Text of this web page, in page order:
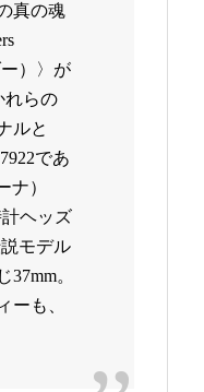
真の魂
）〉が
れらの
ルと
であ
ナ）
ヘッズ
モデル
。
ーも、